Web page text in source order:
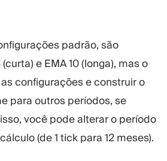
padrão, são
e EMA 10 (longa), mas o
configurações e construir o
para outros períodos, se
você pode alterar o período
(de 1 tick para 12 meses).